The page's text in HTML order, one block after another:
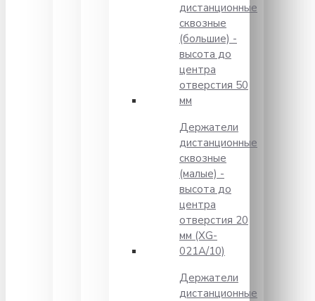
дистанционные
сквозные
(большие) -
высота до
центра
отверстия 50
мм
Держатели
дистанционные
сквозные
(малые) -
высота до
центра
отверстия 20
мм (XG-
021A/10)
Держатели
дистанционные